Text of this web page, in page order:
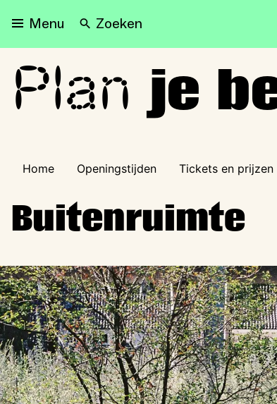
Menu Zoeken
Plan je bezoek
Plan je
Home Openingstijden Tickets en prijzen
Buitenruimte